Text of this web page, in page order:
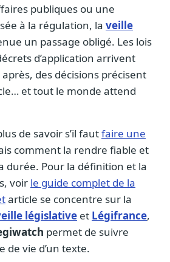
santé, finance, numérique…
du temps
la procédure, le plaidoyer
coulisses
publiques ou une
à la régulation, la veille
un passage obligé. Les lois
d’application arrivent
des décisions précisent
et tout le monde attend
de savoir s’il fautfaire une
comment la rendre fiable et
durée. Pour la définition et la
voir le guide complet de la
article se concentre sur la
législative et Légifrance,
permet de suivre
de vie d’un texte.